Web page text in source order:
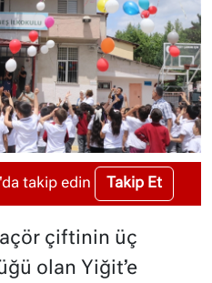
takip edin Takip Et
çiftinin üç
olan Yiğit’e